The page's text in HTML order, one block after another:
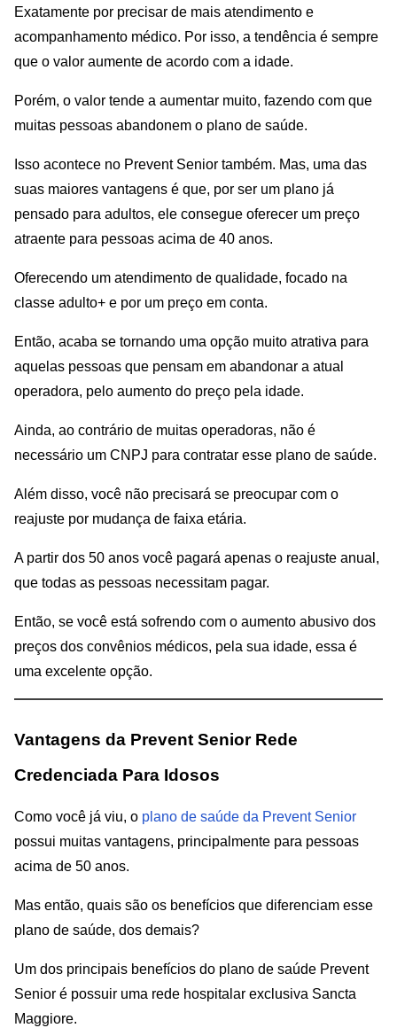
Exatamente por precisar de mais atendimento e
acompanhamento médico. Por isso, a tendência é sempre
que o valor aumente de acordo com a idade.
Porém, o valor tende a aumentar muito, fazendo com que
muitas pessoas abandonem o plano de saúde.
Isso acontece no Prevent Senior também. Mas, uma das
suas maiores vantagens é que, por ser um plano já
pensado para adultos, ele consegue oferecer um preço
atraente para pessoas acima de 40 anos.
Oferecendo um atendimento de qualidade, focado na
classe adulto+ e por um preço em conta.
Então, acaba se tornando uma opção muito atrativa para
aquelas pessoas que pensam em abandonar a atual
operadora, pelo aumento do preço pela idade.
Ainda, ao contrário de muitas operadoras, não é
necessário um CNPJ para contratar esse plano de saúde.
Além disso, você não precisará se preocupar com o
reajuste por mudança de faixa etária.
A partir dos 50 anos você pagará apenas o reajuste anual,
que todas as pessoas necessitam pagar.
Então, se você está sofrendo com o aumento abusivo dos
preços dos convênios médicos, pela sua idade, essa é
uma excelente opção.
Vantagens da Prevent Senior Rede
Credenciada Para Idosos
Como você já viu, o plano de saúde da Prevent Senior
possui muitas vantagens, principalmente para pessoas
acima de 50 anos.
Mas então, quais são os benefícios que diferenciam esse
plano de saúde, dos demais?
Um dos principais benefícios do plano de saúde Prevent
Senior é possuir uma rede hospitalar exclusiva Sancta
Maggiore.